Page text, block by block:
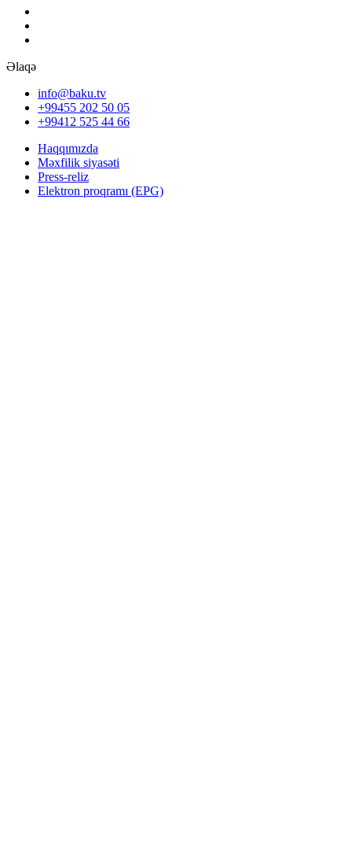
Əlaqə
info@baku.tv
+99455 202 50 05
+99412 525 44 66
Haqqımızda
Məxfilik siyasəti
Press-reliz
Elektron proqramı (EPG)